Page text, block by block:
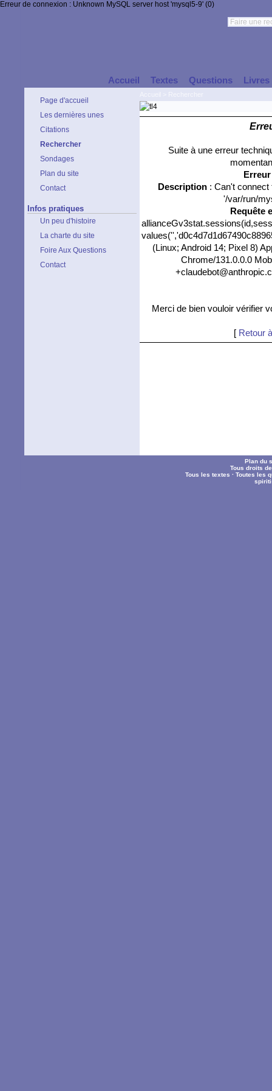
Erreur de connexion : Unknown MySQL server host 'mysql5-9' (0)
Accueil Textes Questions Livres
Page d'accueil
Les dernières unes
Citations
Rechercher
Sondages
Plan du site
Contact
Infos pratiques
Un peu d'histoire
La charte du site
Foire Aux Questions
Contact
Suite à une erreur
Description: Can't connect
'/var/run/
Requête
(Linux; Android 14; Pixel 8)
Chrome/131.0.0.0
Merci de bien vouloir vérifier
[ Retour
Plan du
Tous droits
Tous les textes ·Toutes les